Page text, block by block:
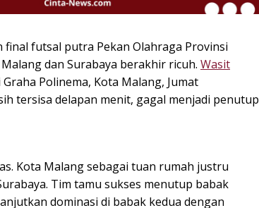
final futsal putra Pekan Olahraga Provinsi
dan Surabaya berakhir ricuh. Wasit
Polinema, Kota Malang, Jumat
tersisa delapan menit, gagal menjadi penutup
Kota Malang sebagai tuan rumah justru
Tim tamu sukses menutup babak
dominasi di babak kedua dengan